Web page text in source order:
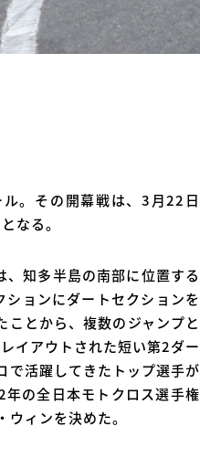
。その開幕戦は、3月22日
なる。
知多半島の南部に位置する
ョンにダートセクションを
とから、複数のジャンプと
イアウトされた短い第2ダー
で活躍してきたトップ選手が
の全日本モトクロス選手権
ィンを決めた。